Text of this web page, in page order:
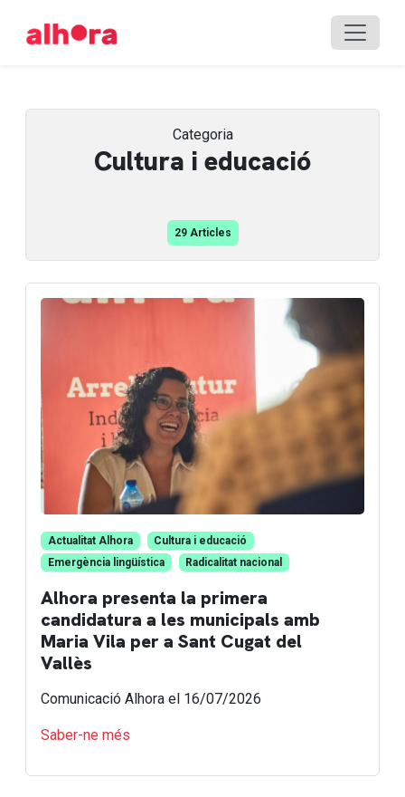
Categoria
Cultura i educació
29 Articles
Actualitat Alhora
Cultura i educació
Emergència lingüística
Radicalitat nacional
Alhora presenta la primera
candidatura a les municipals amb
Maria Vila per a Sant Cugat del
Vallès
Comunicació Alhora el 16/07/2026
Saber-ne més